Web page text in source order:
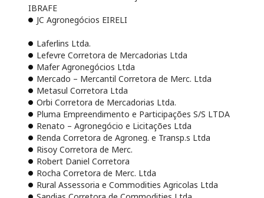
IBRAFE
JC Agronegócios EIRELI
Laferlins Ltda.
Lefevre Corretora de Mercadorias Ltda
Mafer Agronegócios Ltda
Mercado – Mercantil Corretora de Merc. Ltda
Metasul Corretora Ltda
Orbi Corretora de Mercadorias Ltda.
Pluma Empreendimento e Participações S/S LTDA
Renato – Agronegócio e Licitações Ltda
Renda Corretora de Agroneg. e Transp.s Ltda
Risoy Corretora de Merc.
Robert Daniel Corretora
Rocha Corretora de Merc. Ltda
Rural Assessoria e Commodities Agricolas Ltda